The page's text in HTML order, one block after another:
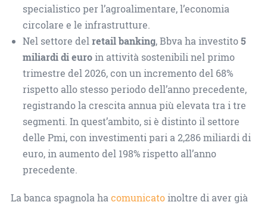
specialistico per l’agroalimentare, l’economia
circolare e le infrastrutture.
Nel settore delretail banking, Bbva ha investito5
miliardi di euroin attività sostenibili nel primo
trimestre del 2026, con un incremento del 68%
rispetto allo stesso periodo dell’anno precedente,
registrando la crescita annua più elevata tra i tre
segmenti. In quest’ambito, si è distinto il settore
delle Pmi, con investimenti pari a 2,286 miliardi di
euro, in aumento del 198% rispetto all’anno
precedente.
La banca spagnola hacomunicatoinoltre di aver già